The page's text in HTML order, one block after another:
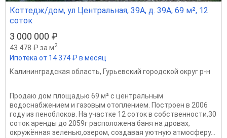
Коттедж/дом, ул Центральная, 39А, д. 39А, 69 м², 12
соток
3 000 000 ₽
43 478 ₽ за м2
Ипотека от 14 374 ₽ в месяц
Калининградская область, Гурьевский городской округ р-н
Продаю дом площадью 69 м² с центральным
водоснабжением и газовым отоплением. Построен в 2006
году из пеноблоков. На участке 12 соток в собственности,30
соток аренды до 2059г расположена баня на дровах,
окружённая зеленью,озером, создавая уютную атмосферу...